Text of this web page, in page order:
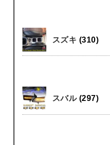
スズキ (310)
スバル (297)